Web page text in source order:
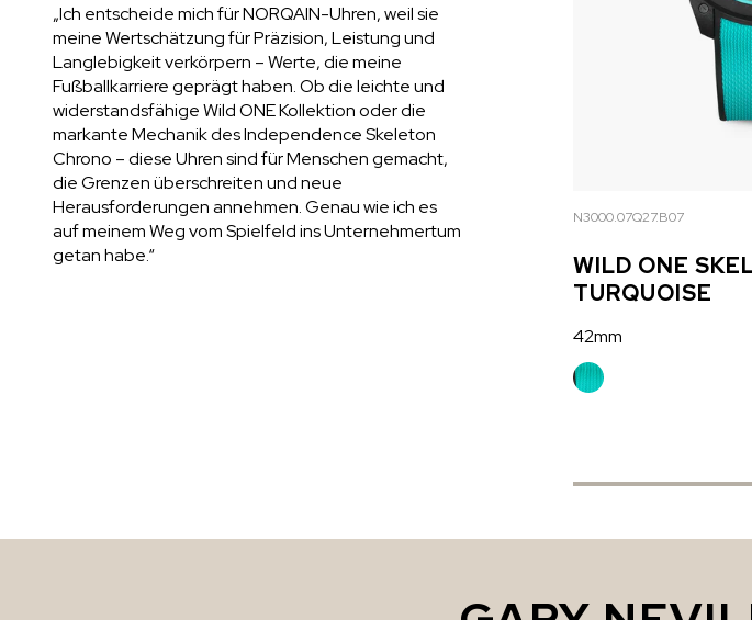
„Ich entscheide mich für NORQAIN-Uhren, weil sie
meine Wertschätzung für Präzision, Leistung und
Langlebigkeit verkörpern – Werte, die meine
Fußballkarriere geprägt haben. Ob die leichte und
widerstandsfähige Wild ONE Kollektion oder die
markante Mechanik des Independence Skeleton
Chrono – diese Uhren sind für Menschen gemacht,
die Grenzen überschreiten und neue
Herausforderungen annehmen. Genau wie ich es
auf meinem Weg vom Spielfeld ins Unternehmertum
getan habe.“
N3000.07Q27.B07
WILD ONE
TURQUOISE
42mm